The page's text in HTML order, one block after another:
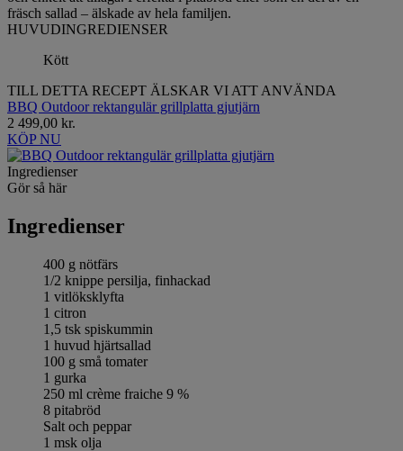
fräsch sallad – älskade av hela familjen.
HUVUDINGREDIENSER
Kött
TILL DETTA RECEPT ÄLSKAR VI ATT ANVÄNDA
BBQ Outdoor rektangulär grillplatta gjutjärn
2 499,00 kr.
KÖP NU
Ingredienser
Gör så här
Ingredienser
400 g nötfärs
1/2 knippe persilja, finhackad
1 vitlöksklyfta
1 citron
1,5 tsk spiskummin
1 huvud hjärtsallad
100 g små tomater
1 gurka
250 ml crème fraiche 9 %
8 pitabröd
Salt och peppar
1 msk olja